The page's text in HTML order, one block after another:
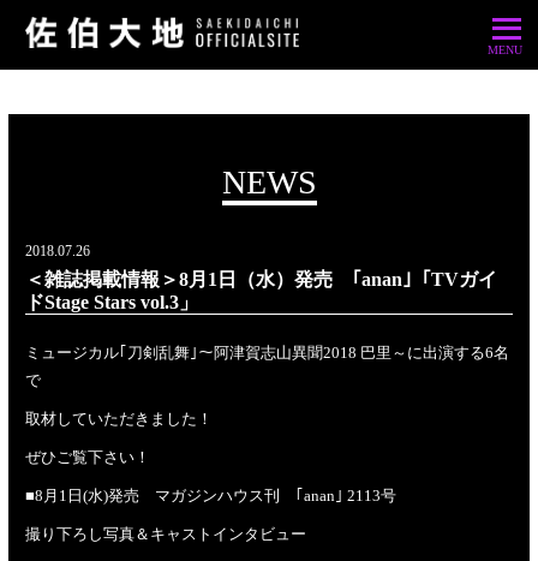
NEWS
2018.07.26
＜雑誌掲載情報＞8月1日（水）発売 ｢anan｣「TVガイ
ドStage Stars vol.3」
ミュージカル｢刀剣乱舞｣～阿津賀志山異聞2018 巴里～に出演する6名
で
取材していただきました！
ぜひご覧下さい！
■8月1日(水)発売 マガジンハウス刊 ｢anan｣ 2113号
撮り下ろし写真＆キャストインタビュー